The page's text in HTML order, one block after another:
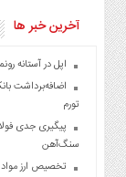
آخرین خبر ها
اپل در آستانه
اضافه‌برداشت
تورم
پیگیری جدی
سنگ‌آهن
تخصیص ارز مواد اولیه از تیر